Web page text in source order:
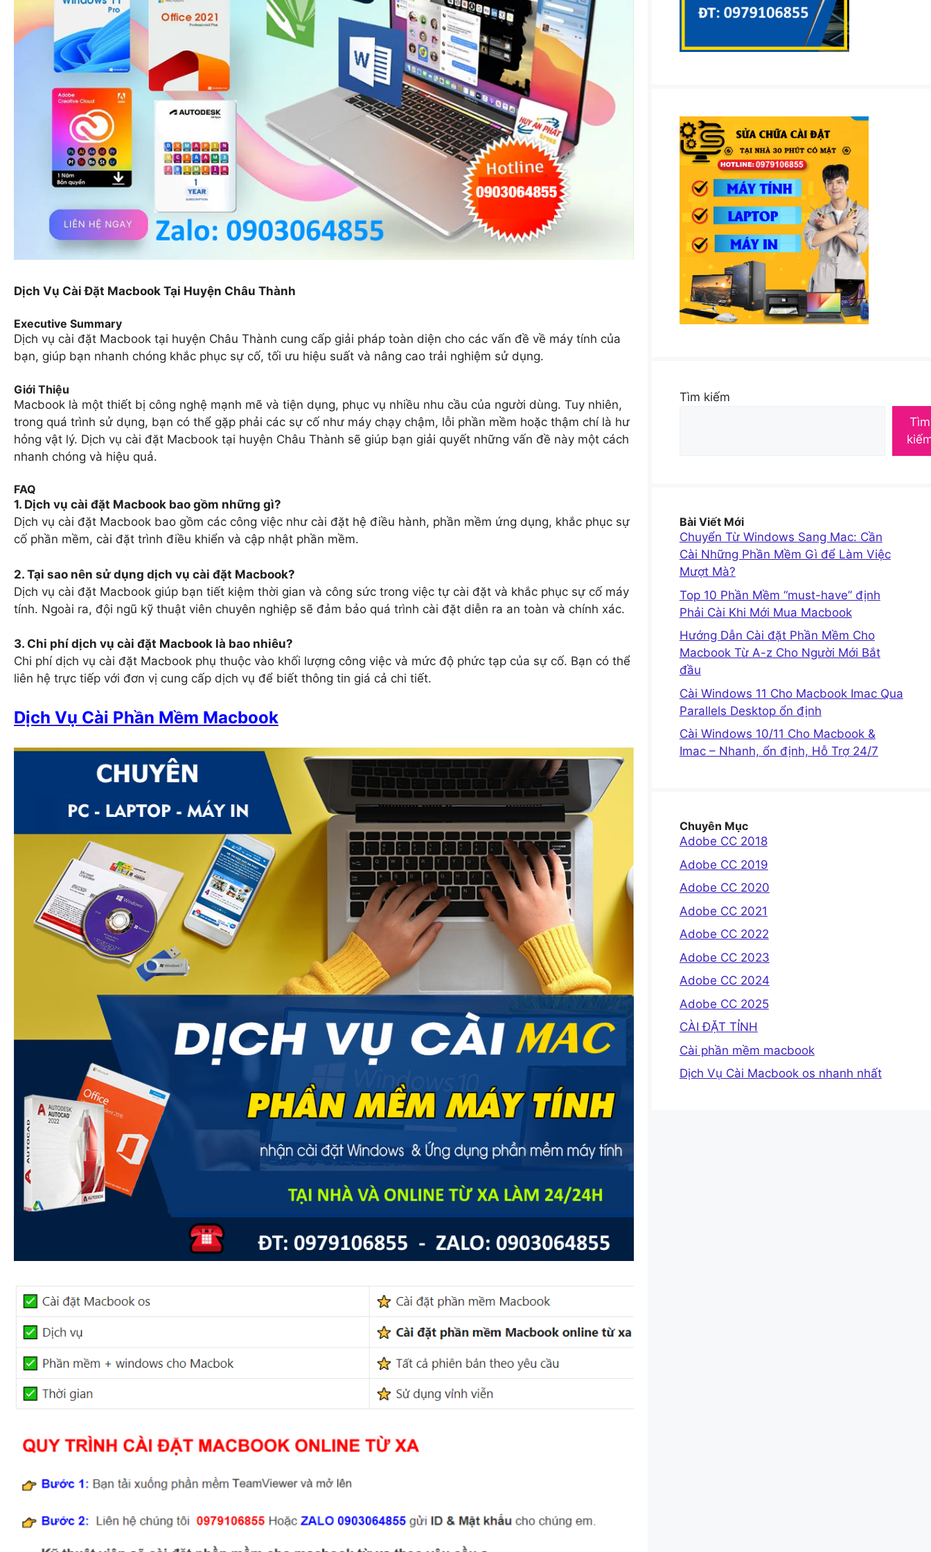
Dịch Vụ Cài Đặt Macbook Tại Huyện Châu Thành
Executive Summary
Dịch vụ cài đặt Macbook tại huyện Châu Thành cung cấp giải pháp toàn diện cho các vấn đề về máy tính của
bạn, giúp bạn nhanh chóng khắc phục sự cố, tối ưu hiệu suất và nâng cao trải nghiệm sử dụng.
Giới Thiệu
Macbook là một thiết bị công nghệ mạnh mẽ và tiện dụng, phục vụ nhiều nhu cầu của người dùng. Tuy nhiên,
trong quá trình sử dụng, bạn có thể gặp phải các sự cố như máy chạy chậm, lỗi phần mềm hoặc thậm chí là hư
hỏng vật lý. Dịch vụ cài đặt Macbook tại huyện Châu Thành sẽ giúp bạn giải quyết những vấn đề này một cách
nhanh chóng và hiệu quả.
FAQ
1. Dịch vụ cài đặt Macbook bao gồm những gì?
Dịch vụ cài đặt Macbook bao gồm các công việc như cài đặt hệ điều hành, phần mềm ứng dụng, khắc phục sự
cố phần mềm, cài đặt trình điều khiển và cập nhật phần mềm.
2. Tại sao nên sử dụng dịch vụ cài đặt Macbook?
Dịch vụ cài đặt Macbook giúp bạn tiết kiệm thời gian và công sức trong việc tự cài đặt và khắc phục sự cố máy
tính. Ngoài ra, đội ngũ kỹ thuật viên chuyên nghiệp sẽ đảm bảo quá trình cài đặt diễn ra an toàn và chính xác.
3. Chi phí dịch vụ cài đặt Macbook là bao nhiêu?
Chi phí dịch vụ cài đặt Macbook phụ thuộc vào khối lượng công việc và mức độ phức tạp của sự cố. Bạn có thể
liên hệ trực tiếp với đơn vị cung cấp dịch vụ để biết thông tin giá cả chi tiết.
Dịch Vụ Cài Phần Mềm Macbook
Tìm kiếm
Tìm
Bài Viết Mới
Chuyển Từ Windows Sang Mac: Cần
Cài Những Phần Mềm Gì để Làm Việc
Mượt Mà?
Top 10 Phần Mềm “must-have” định
Phải Cài Khi Mới Mua Macbook
Hướng Dẫn Cài đặt Phần Mềm Cho
Macbook Từ A-z Cho Người Mới Bắt
đầu
Cài Windows 11 Cho Macbook Imac Qua
Parallels Desktop ổn định
Cài Windows 10/11 Cho Macbook &
Imac – Nhanh, ổn định, Hỗ Trợ 24/7
Chuyên Mục
Adobe CC 2018
Adobe CC 2019
Adobe CC 2020
Adobe CC 2021
Adobe CC 2022
Adobe CC 2023
Adobe CC 2024
Adobe CC 2025
CÀI ĐẶT TỈNH
Cài phần mềm macbook
Dịch Vụ Cài Macbook os nhanh nhất